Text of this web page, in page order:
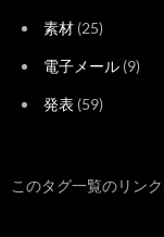
素材 (25)
電子メール (9)
発表 (59)
このタグ一覧のリン